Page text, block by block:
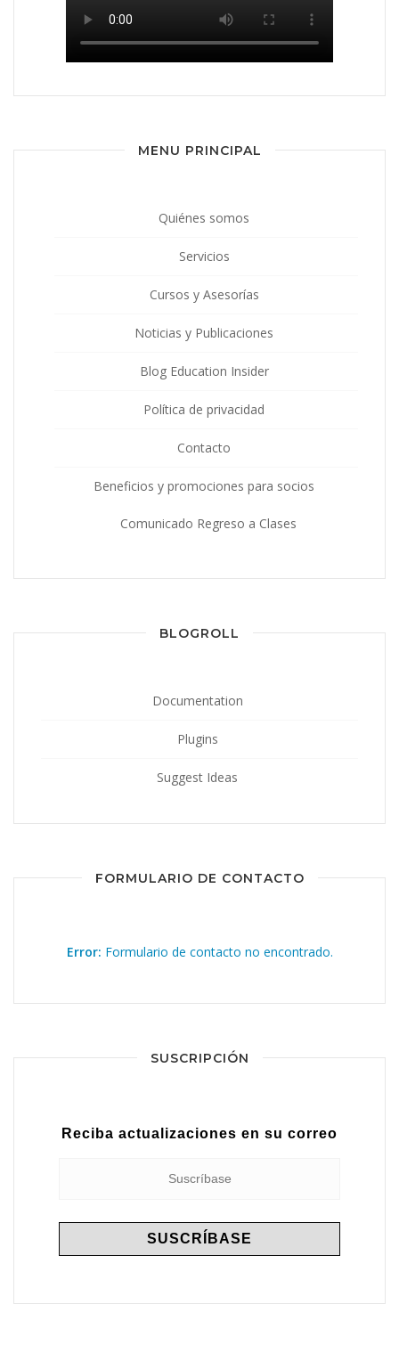
MENU PRINCIPAL
Quiénes somos
Servicios
Cursos y Asesorías
Noticias y Publicaciones
Blog Education Insider
Política de privacidad
Contacto
Beneficios y promociones para socios
Comunicado Regreso a Clases
BLOGROLL
Documentation
Plugins
Suggest Ideas
FORMULARIO DE CONTACTO
Error: Formulario de contacto no encontrado.
SUSCRIPCIÓN
Reciba actualizaciones en su correo